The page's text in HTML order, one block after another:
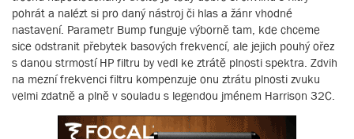
pohrát a nalézt si pro daný nástroj či hlas a žánr vhodné
nastavení. Parametr Bump funguje výborně tam, kde chceme
sice odstranit přebytek basových frekvencí, ale jejich pouhý ořez
s danou strmostí HP filtru by vedl ke ztrátě plnosti spektra. Zdvih
na mezní frekvenci filtru kompenzuje onu ztrátu plnosti zvuku
velmi zdatně a plně v souladu s legendou jménem Harrison 32C.